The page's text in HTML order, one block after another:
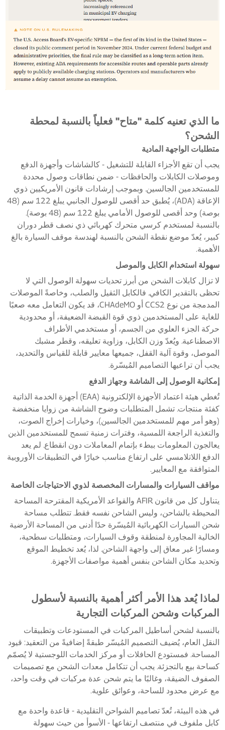
ما الذي تعنيه كلمة "متاح" فعلياً بالنسبة لمحطة
الشحن؟
متطلبات الواجهة المادية
يجب أن تقع الأجزاء القابلة للتشغيل - كالشاشات وأجهزة الدفع
وموصلات الكابلات والحافظات - ضمن نطاقات وصول محددة
للمستخدمين الجالسين. وبموجب إرشادات قانون الأمريكيين ذوي
الإعاقة (ADA)، يُطبق حد أقصى للوصول الجانبي يبلغ 122 سم (48
بوصة) وحد أقصى للوصول الأمامي يبلغ 122 سم (48 بوصة).
بالنسبة لمستخدم كرسي متحرك كهربائي ذي نصف قطر دوران
كبير، يُعدّ موضع نقطة الشحن بالنسبة لهندسة موقف السيارة بالغ
الأهمية.
سهولة استخدام الكابل والموصل
لا تزال كابلات الشحن من أبرز تحديات سهولة الوصول التي لا
تحظى بالتقدير الكافي. فالكابل الثقيل والصلب، وخاصةً الموصلات
المدمجة من نوع CCS2 أو CHAdeMO، قد يكون التعامل معه صعبًا
للغاية على المستخدمين ذوي قوة القبضة الضعيفة، أو محدودية
حركة الجزء العلوي من الجسم، أو مستخدمي الأطراف
الاصطناعية. ويُعدّ وزن الكابل، وزاوية تعليقه، وقطر مشبك
الموصل، وقوة آلية القفل، جميعها معايير قابلة للقياس والتحديد،
يجب أن تراعيها التصاميم المُيسّرة.
إمكانية الوصول إلى الشاشة وجهاز الدفع
تُغطي هيئة اعتماد الأجهزة الإلكترونية (EAA) أجهزة الخدمة الذاتية
كفئة منتجات. تشمل المتطلبات وضوح الشاشة من زوايا منخفضة
(وهو أمر مهم للمستخدمين الجالسين)، وخيارات إخراج الصوت،
والتغذية الراجعة اللمسية، وفترات زمنية تسمح للمستخدمين الذين
يعالجون المعلومات ببطء بإتمام المعاملات دون انقطاع. لم يعد
الدفع اللاتلامسي على ارتفاع مناسب خيارًا في التطبيقات الأوروبية
المتوافقة مع المعايير.
مواقف السيارات والمسارات المخصصة لذوي الاحتياجات الخاصة
يتناول كل من قانون AFIR والقواعد الأمريكية المقترحة المساحة
المحيطة بالشاحن، وليس الشاحن نفسه فقط. تتطلب مساحة
شحن السيارات الكهربائية المُيسّرة حدًا أدنى من المساحة الأرضية
الخالية المجاورة لمنطقة وقوف السيارات، ومتطلبات سطحية،
ومسارًا غير معاق إلى واجهة الشاحن. لذا، يُعد تخطيط الموقع
وتحديد مكان الشاحن بنفس أهمية مواصفات الأجهزة.
لماذا يُعد هذا الأمر أكثر أهمية بالنسبة لأسطول
المركبات وشحن المركبات التجارية
بالنسبة لشحن أساطيل المركبات في المستودعات وتطبيقات
النقل العام، يُضيف التصميم المُيسّر طبقةً إضافيةً من التعقيد: قيود
المساحة. فمستودع الحافلات أو مركز الخدمات اللوجستية لا يُصمّم
كساحة بيع بالتجزئة. يجب أن تتكامل معدات الشحن مع تصميمات
الصفوف الضيقة، وغالبًا ما يتم شحن عدة مركبات في وقت واحد،
مع عرض محدود للساحة، وعوائق علوية.
في هذه البيئة، تُعدّ تصاميم الشواحن التقليدية - قاعدة واحدة مع
كابل ملفوف في منتصف ارتفاعها - الأسوأ من حيث سهولة